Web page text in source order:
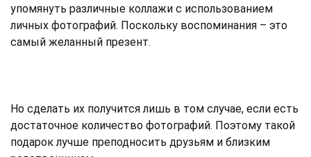
упомянуть различные коллажи с использованием
личных фотографий. Поскольку воспоминания – это
самый желанный презент.
Но сделать их получится лишь в том случае, если есть
достаточное количество фотографий. Поэтому такой
подарок лучше преподносить друзьям и близким